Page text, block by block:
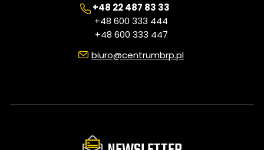
+48 22 487 83 33
+48 600 333 444
+48 600 333 447
biuro@centrumbrp.pl